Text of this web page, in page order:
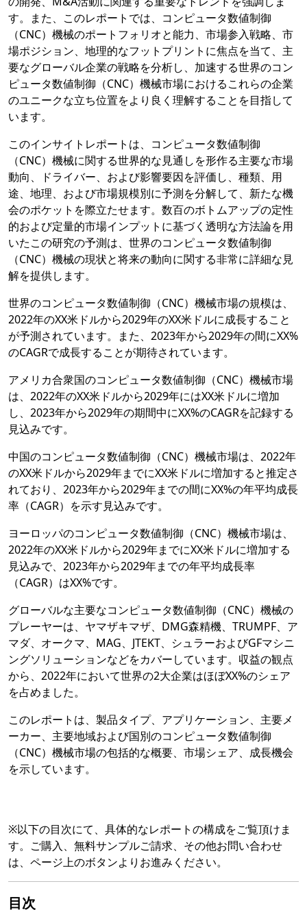
す。また、このレポートでは、コンピュータ数値制御
（CNC）機械のポートフォリオと能力、市場参入戦略、市
場ポジション、地理的なフットプリントに焦点を当て、主
要なグローバル企業の戦略を分析し、加速する世界のコン
ピュータ数値制御（CNC）機械市場におけるこれらの企業
のユニークな立ち位置をより良く理解することを目指して
います。
このインサイトレポートは、コンピュータ数値制御
（CNC）機械に関する世界的な見通しを形作る主要な市場
動向、ドライバー、および影響要因を評価し、種類、用
途、地理、および市場規模別に予測を分解して、新たな機
会のポケットを際立たせます。数百のボトムアップの定性
的および定量的市場インプットに基づく透明な方法論を用
いたこの研究の予測は、世界のコンピュータ数値制御
（CNC）機械の現状と将来の動向に関する非常に詳細な見
解を提供します。
世界のコンピュータ数値制御（CNC）機械市場の規模は、
2022年のXX米ドルから2029年のXX米ドルに成長すること
が予測されています。また、2023年から2029年の間にXX%
のCAGRで成長することが期待されています。
アメリカ合衆国のコンピュータ数値制御（CNC）機械市場
は、2022年のXX米ドルから2029年にはXX米ドルに増加
し、2023年から2029年の期間中にXX%のCAGRを記録する
見込みです。
中国のコンピュータ数値制御（CNC）機械市場は、2022年
のXX米ドルから2029年までにXX米ドルに増加すると推定さ
れており、2023年から2029年までの間にXX%の年平均成長
率（CAGR）を示す見込みです。
ヨーロッパのコンピュータ数値制御（CNC）機械市場は、
2022年のXX米ドルから2029年までにXX米ドルに増加する
見込みで、2023年から2029年までの年平均成長率
（CAGR）はXX%です。
グローバルな主要なコンピュータ数値制御（CNC）機械の
プレーヤーは、ヤマザキマザ、DMG森精機、TRUMPF、ア
マダ、オークマ、MAG、JTEKT、シュラーおよびGFマシニ
ングソリューションなどをカバーしています。収益の観点
から、2022年において世界の2大企業はほぼXX%のシェア
を占めました。
このレポートは、製品タイプ、アプリケーション、主要メ
ーカー、主要地域および国別のコンピュータ数値制御
（CNC）機械市場の包括的な概要、市場シェア、成長機会
を示しています。
※以下の目次にて、具体的なレポートの構成をご覧頂けま
す。ご購入、無料サンプルご請求、その他お問い合わせ
は、ページ上のボタンよりお進みください。
目次